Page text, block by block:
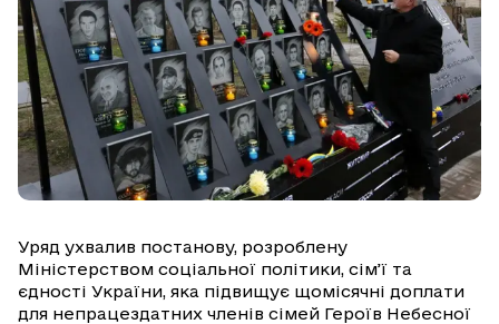
Уряд ухвалив постанову, розроблену
Міністерством соціальної політики, сім’ї та
єдності України, яка підвищує щомісячні доплати
для непрацездатних членів сімей Героїв Небесної